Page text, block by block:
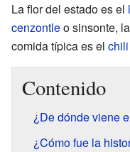
La flor del estado es el
cenzontleo sinsonte,
comida típica es el
Contenido
¿De dónde viene
¿Cómo fue la